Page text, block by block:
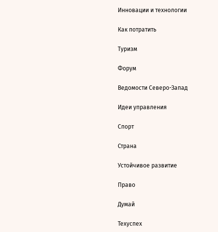
Инновации и технологии
Как потратить
Туризм
Форум
Ведомости Северо-Запад
Идеи управления
Спорт
Страна
Устойчивое развитие
Право
Думай
Техуспех